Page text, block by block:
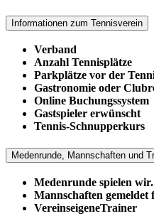
Informationen zum Tennisverein
Verband
Anzahl Tennisplätze
Parkplätze vor der
Gastronomie oder
Online Buchungssystem
Gastspieler erwünscht
Tennis-Schnupperkurs
Medenrunde, Mannschaften und
Medenrunde spielen wir.
Mannschaften gemeldet
VereinseigeneTrainer